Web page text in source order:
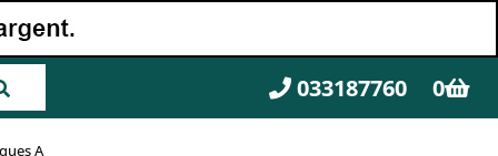
033187760 0
A